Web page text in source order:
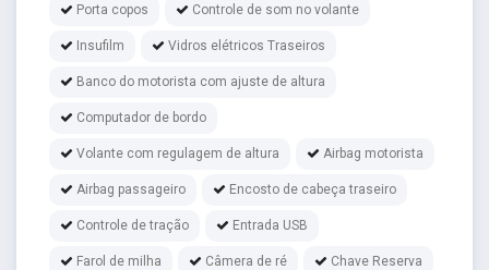
Porta copos Controle de som no volante
Insufilm Vidros elétricos Traseiros
Banco do motorista com ajuste de altura
Computador de bordo
Volante com regulagem de altura Airbag motorista
Airbag passageiro Encosto de cabeça traseiro
Controle de tração Entrada USB
Farol de milha Câmera de ré Chave Reserva